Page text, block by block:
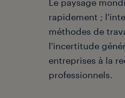
Le paysage
rapidement ;
méthodes de
l'incertitude
entreprises à la
professionnels.